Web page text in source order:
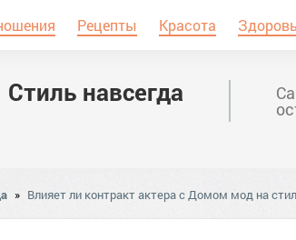
Рецепты Красота
Стиль навсегда
» Влияет ли контракт актера с Домом мод на